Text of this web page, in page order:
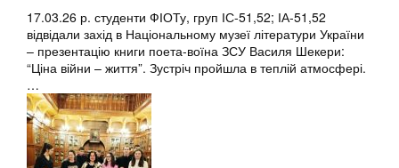
17.03.26 р. студенти ФІОТу, груп ІС-51,52; ІА-51,52
відвідали захід в Національному музеї літератури України
– презентацію книги поета-воїна ЗСУ Василя Шекери:
“Ціна війни – життя”. Зустріч пройшла в теплій атмосфері.
…